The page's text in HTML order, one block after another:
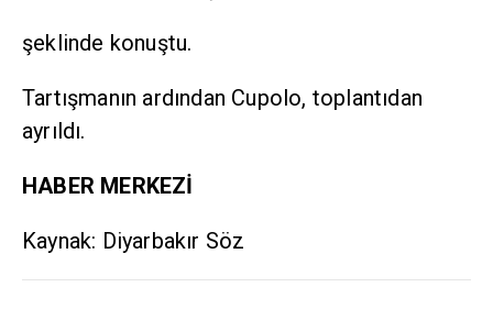
şeklinde konuştu.
Tartışmanın ardından Cupolo, toplantıdan
ayrıldı.
HABER MERKEZİ
Kaynak: Diyarbakır Söz